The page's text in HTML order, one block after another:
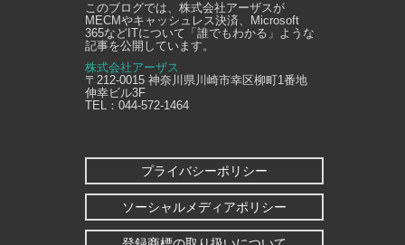
このブログでは、 株式会社アーザスが
MECMやキャッシュレス決済、Microsoft
365などITについて「誰でもわかる」ような
記事を公開しています。
株式会社アーザス
〒212-0015 神奈川県川崎市幸区柳町1番地
伸幸ビル3F
TEL： 044-572-1464
プライバシーポリシー
ソーシャルメディアポリシー